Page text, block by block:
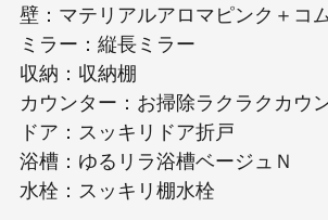
壁：マテリアルアロマピンク＋コ
ミラー：縦長ミラー
収納：収納棚
カウンター：お掃除ラクラクカウ
ドア：スッキリドア折戸
浴槽：ゆるリラ浴槽ベージュＮ
水栓：スッキリ棚水栓